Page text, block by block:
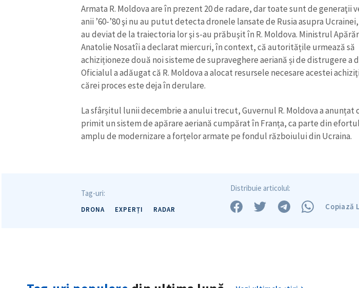
Armata R. Moldova are în prezent 20 de radare, dar toate sunt de generaţii
anii ’60-’80 şi nu au putut detecta dronele lansate de Rusia asupra
au deviat de la traiectoria lor şi s-au prăbuşit în R. Moldova. Ministrul
Anatolie Nosatîi a declarat miercuri, în context, că autoritățile urmează să
achiziționeze două noi sisteme de supraveghere aeriană și de distrugere a
Oficialul a adăugat că R. Moldova a alocat resursele necesare acestei
cărei proces este deja în derulare.
La sfârșitul lunii decembrie a anului trecut, Guvernul R. Moldova a anunțat
primit un sistem de apărare aeriană cumpărat în Franța, ca parte din
amplu de modernizare a forțelor armate pe fondul războiului din Ucraina.
Tag-uri:
DRONA EXPERȚI RADAR
Distribuie articolul:
Copiază